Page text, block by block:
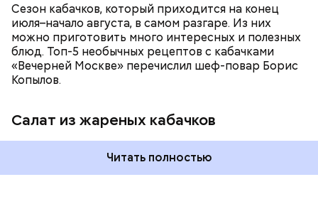
Сезон кабачков, который приходится на конец
июля–начало августа, в самом разгаре. Из них
можно приготовить много интересных и полезных
блюд. Топ-5 необычных рецептов с кабачками
«Вечерней Москве» перечислил шеф-повар Борис
Копылов.
Салат из жареных кабачков
Читать полностью
ногти и оказывает омолаживающее действие;
витамин С — работает как антиоксидант,
Вред дыни